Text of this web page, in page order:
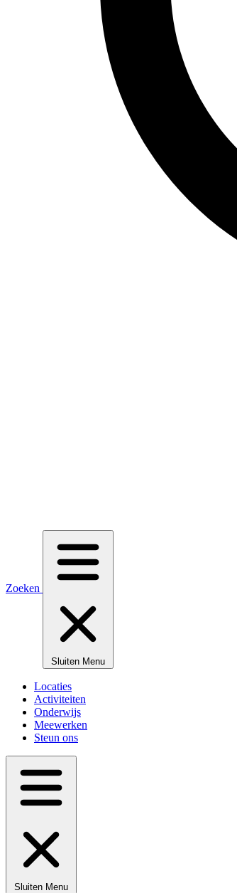
Zoeken
Sluiten Menu
Locaties
Activiteiten
Onderwijs
Meewerken
Steun ons
Sluiten Menu